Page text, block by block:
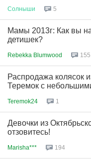
Солныши 5
Мамы 2013г: Как вы
детишек?
Rebekka Blumwood 155
Распродажа колясок
Теремок с
Teremok24 1
Девочки из
отзовитесь!
Marisha*** 194